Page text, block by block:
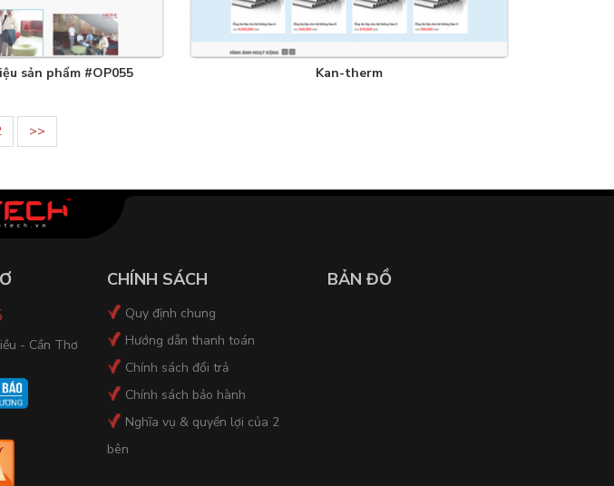
sản phẩm #OP055 Kan-therm
>>
- Cần Thơ
CHÍNH SÁCH
Quy định chung
Hướng dẫn thanh toán
Chính sách đổi trả
Chính sách bảo hành
Nghĩa vụ & quyền lợi của 2
bên
BẢN ĐỒ